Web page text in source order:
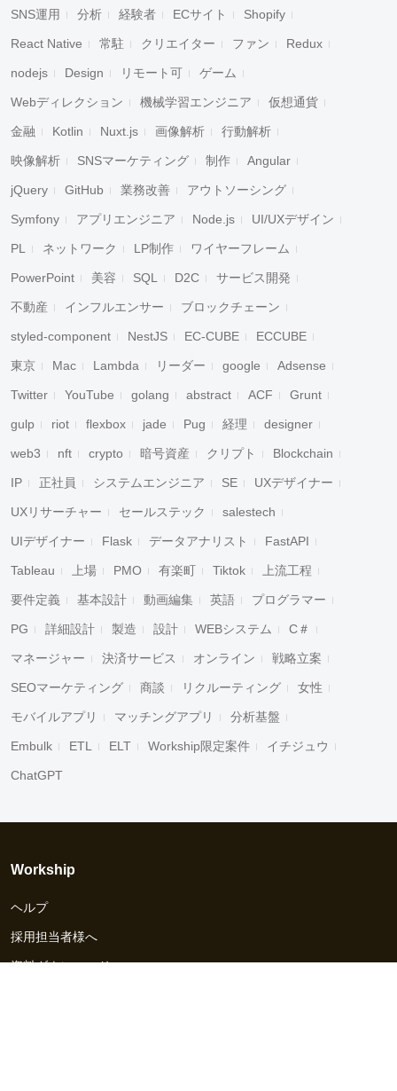
SNS運用 分析 経験者 ECサイト Shopify
React Native 常駐 クリエイター ファン Redux
nodejs Design リモート可 ゲーム
Webディレクション 機械学習エンジニア 仮想通貨
金融 Kotlin Nuxt.js 画像解析 行動解析
映像解析 SNSマーケティング 制作 Angular
jQuery GitHub 業務改善 アウトソーシング
Symfony アプリエンジニア Node.js UI/UXデザイン
PL ネットワーク LP制作 ワイヤーフレーム
PowerPoint 美容 SQL D2C サービス開発
不動産 インフルエンサー ブロックチェーン
styled-component NestJS EC-CUBE ECCUBE
東京 Mac Lambda リーダー google Adsense
Twitter YouTube golang abstract ACF Grunt
gulp riot flexbox jade Pug 経理 designer
web3 nft crypto 暗号資産 クリプト Blockchain
IP 正社員 システムエンジニア SE UXデザイナー
UXリサーチャー セールステック salestech
UIデザイナー Flask データアナリスト FastAPI
Tableau 上場 PMO 有楽町 Tiktok 上流工程
要件定義 基本設計 動画編集 英語 プログラマー
PG 詳細設計 製造 設計 WEBシステム C＃
マネージャー 決済サービス オンライン 戦略立案
SEOマーケティング 商談 リクルーティング 女性
モバイルアプリ マッチングアプリ 分析基盤
Embulk ETL ELT Workship限定案件 イチジュウ
ChatGPT
Workship
ヘルプ
採用担当者様へ
資料ダウンロード